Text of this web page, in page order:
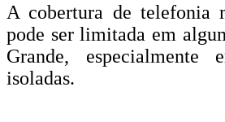
A cobertura de telefonia
pode ser limitada em
Grande, especialmente
isoladas.